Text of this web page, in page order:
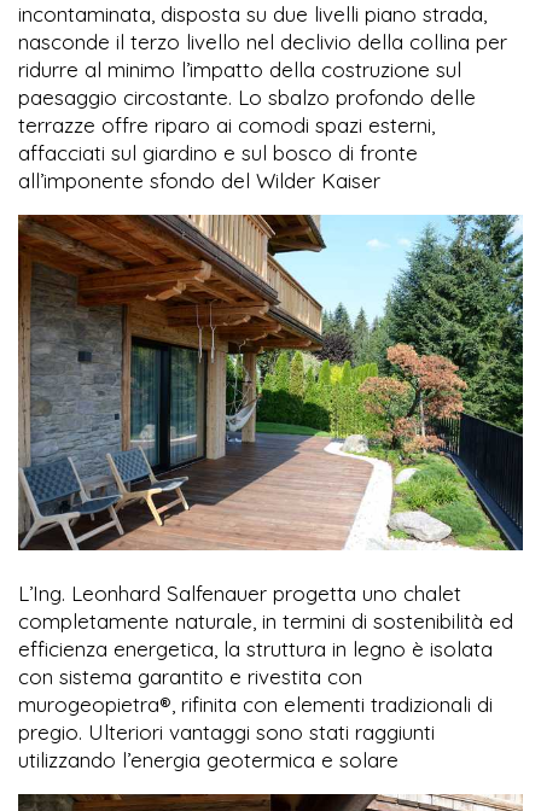
incontaminata, disposta su due livelli piano strada,
nasconde il terzo livello nel declivio della collina per
ridurre al minimo l’impatto della costruzione sul
paesaggio circostante. Lo sbalzo profondo delle
terrazze offre riparo ai comodi spazi esterni,
affacciati sul giardino e sul bosco di fronte
all’imponente sfondo del Wilder Kaiser
L’Ing. Leonhard Salfenauer progetta uno chalet
completamente naturale, in termini di sostenibilità ed
efficienza energetica, la struttura in legno è isolata
con sistema garantito e rivestita con
murogeopietra®, rifinita con elementi tradizionali di
pregio. Ulteriori vantaggi sono stati raggiunti
utilizzando l’energia geotermica e solare